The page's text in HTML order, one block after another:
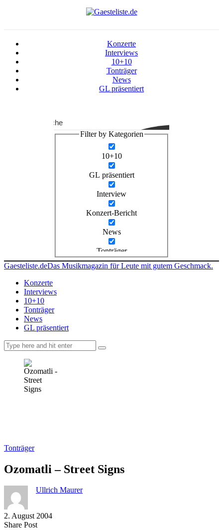
Konzerte
Interviews
10+10
Tonträger
News
GL präsentiert
Suche
Filter by Kategorien
10+10
GL präsentiert
Interview
Konzert-Bericht
News
Tonträger
Gaesteliste.deDas Musikmagazin für Leute mit gutem Geschmack.
Konzerte
Interviews
10+10
Tonträger
News
GL präsentiert
Tonträger
Ozomatli – Street Signs
Ullrich Maurer
2. August 2004
Share PostShare
Copy
Send